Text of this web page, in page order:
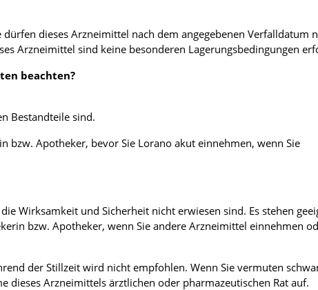
dieses Arzneimittel nach dem angegebenen Verfalldatum
Arzneimittel sind keine besonderen Lagerungsbedingungen
beachten?
Bestandteile sind.
bzw. Apotheker, bevor Sie Lorano akut einnehmen, wenn Sie
Wirksamkeit und Sicherheit nicht erwiesen sind. Es stehen
bzw. Apotheker, wenn Sie andere Arzneimittel einnehmen
der Stillzeit wird nicht empfohlen. Wenn Sie vermuten
dieses Arzneimittels ärztlichen oder pharmazeutischen Rat auf.